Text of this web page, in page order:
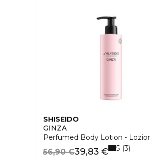
SHISEIDO
GINZA
Perfumed Body Lotion -
39,83 €
56,90 € 5 3